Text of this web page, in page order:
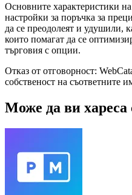
Основните характеристики
настройки за поръчка за
да се преодолеят и удушили,
които помагат да се
търговия с опции.
Отказ от отговорност:
собственост на съответните
Може да ви